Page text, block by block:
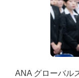
ANA グローバ